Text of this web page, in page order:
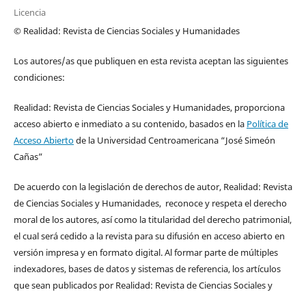
Licencia
© Realidad: Revista de Ciencias Sociales y Humanidades
Los autores/as que publiquen en esta revista aceptan las siguientes
condiciones:
Realidad: Revista de Ciencias Sociales y Humanidades, proporciona
acceso abierto e inmediato a su contenido, basados en la Política de
Acceso Abiertode la Universidad Centroamericana “José Simeón
Cañas”
De acuerdo con la legislación de derechos de autor, Realidad: Revista
de Ciencias Sociales y Humanidades, reconoce y respeta el derecho
moral de los autores, así como la titularidad del derecho patrimonial,
el cual será cedido a la revista para su difusión en acceso abierto en
versión impresa y en formato digital. Al formar parte de múltiples
indexadores, bases de datos y sistemas de referencia, los artículos
que sean publicados por Realidad: Revista de Ciencias Sociales y